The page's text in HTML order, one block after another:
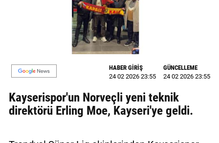
YAZARLAR
BİZE
ULAŞIN
HABER GİRİŞ
24 02 2026 23:55
GÜNCELLEME
24 02 2026 23:55
Kayserispor'un Norveçli yeni teknik
direktörü Erling Moe, Kayseri'ye geldi.